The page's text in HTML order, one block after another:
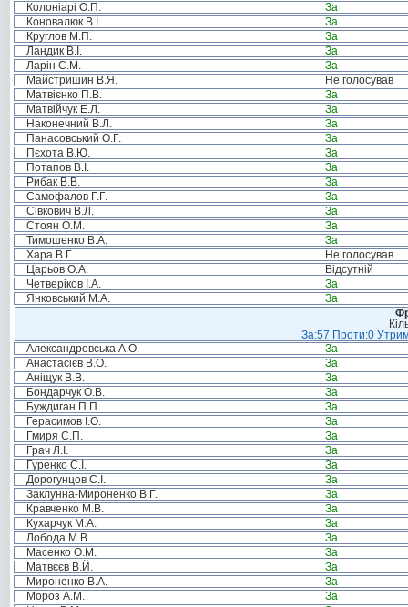
Колоніарі О.П.
За
Коновалюк В.І.
За
Круглов М.П.
За
Ландик В.І.
За
Ларін С.М.
За
Майстришин В.Я.
Не голосував
Матвієнко П.В.
За
Матвійчук Е.Л.
За
Наконечний В.Л.
За
Панасовський О.Г.
За
Пєхота В.Ю.
За
Потапов В.І.
За
Рибак В.В.
За
Самофалов Г.Г.
За
Сівкович В.Л.
За
Стоян О.М.
За
Тимошенко В.А.
За
Хара В.Г.
Не голосував
Царьов О.А.
Відсутній
Четверіков І.А.
За
Янковський М.А.
За
За:57 Проти:0
Александровська А.О.
За
Анастасієв В.О.
За
Аніщук В.В.
За
Бондарчук О.В.
За
Буждиган П.П.
За
Герасимов І.О.
За
Гмиря С.П.
За
Грач Л.І.
За
Гуренко С.І.
За
Дорогунцов С.І.
За
Заклунна-Мироненко В.Г.
За
Кравченко М.В.
За
Кухарчук М.А.
За
Лобода М.В.
За
Масенко О.М.
За
Матвєєв В.Й.
За
Мироненко В.А.
За
Мороз А.М.
За